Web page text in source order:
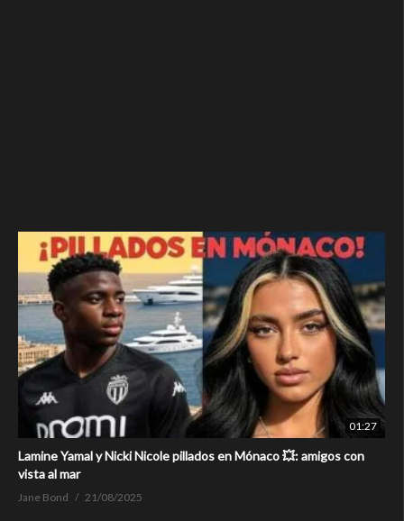
01:27
Lamine Yamal y Nicki Nicole pillados en Mónaco 💥: amigos con
vista al mar
Jane Bond 21/08/2025